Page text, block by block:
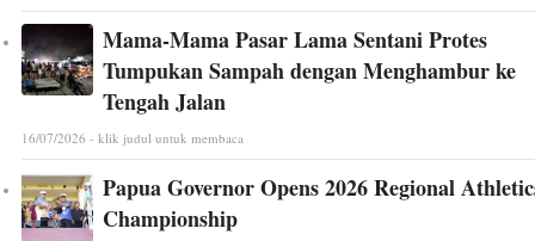
Mama-Mama Pasar Lama Sentani Protes
Tumpukan Sampah dengan Menghambur ke
Tengah Jalan
16/07/2026 - klik judul untuk membaca
Papua Governor Opens 2026 Regional
Championship